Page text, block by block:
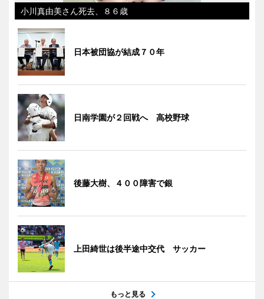
小川真由美さん死去、８６歳
日本被団協が結成７０年
日南学園が２回戦へ 高校野球
後藤大樹、４００障害で銀
上田綺世は後半途中交代 サッカー
もっと見る